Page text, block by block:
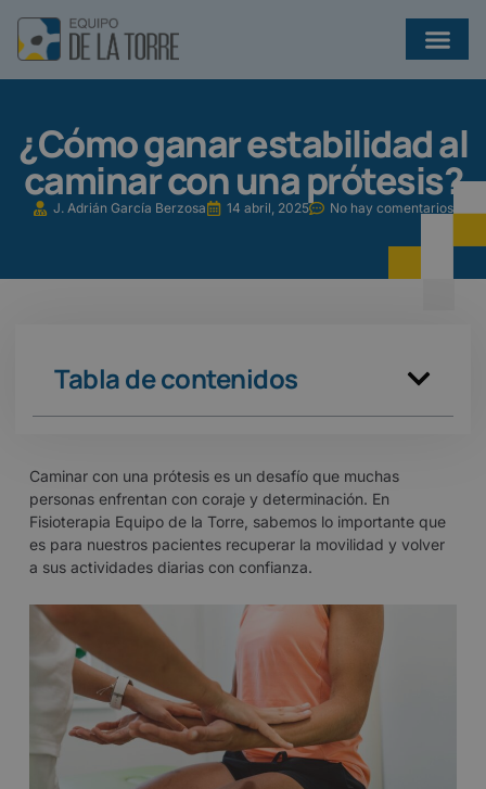
¿Cómo ganar estabilidad al
caminar con una prótesis?
J. Adrián García Berzosa 14 abril, 2025 No hay comentarios
Tabla de contenidos
Caminar con una prótesis es un desafío que muchas
personas enfrentan con coraje y determinación. En
Fisioterapia Equipo de la Torre, sabemos lo importante que
es para nuestros pacientes recuperar la movilidad y volver
a sus actividades diarias con confianza.